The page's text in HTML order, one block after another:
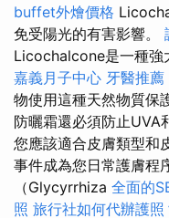
buffet外燴價格
免受陽光的有害影響。
Licochalcone是一種強
嘉義月子中心 牙醫推薦
物使用這種天然物質保
防曬霜還必須防止UVA
您應該適合皮膚類型和
事件成為您日常護膚程
（Glycyrrhiza 全面的
照 旅行社如何代辦護照